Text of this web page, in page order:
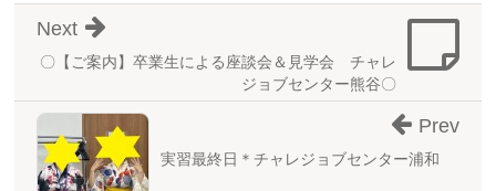
〇【ご案内】卒業生による座談会＆見学会 チャレ
ジョブセンター熊谷〇
Next
実習最終日＊チャレジョブセンター浦和
Prev